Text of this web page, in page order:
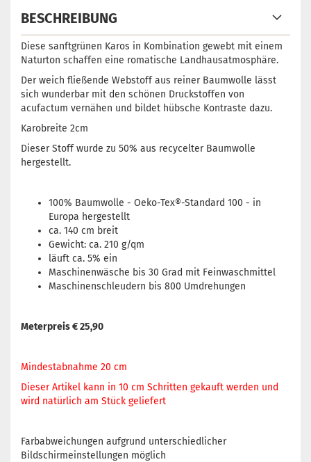
BESCHREIBUNG
Diese sanftgrünen Karos in Kombination gewebt mit einem
Naturton schaffen eine romatische Landhausatmosphäre.
Der weich fließende Webstoff aus reiner Baumwolle lässt
sich wunderbar mit den schönen Druckstoffen von
acufactum vernähen und bildet hübsche Kontraste dazu.
Karobreite 2cm
Dieser Stoff wurde zu 50% aus recycelter Baumwolle
hergestellt.
100% Baumwolle - Oeko-Tex®-Standard 100 - in
Europa hergestellt
ca. 140 cm breit
Gewicht: ca. 210 g/qm
läuft ca. 5% ein
Maschinenwäsche bis 30 Grad mit Feinwaschmittel
Maschinenschleudern bis 800 Umdrehungen
Meterpreis € 25,90
Mindestabnahme 20 cm
Dieser Artikel kann in 10 cm Schritten gekauft werden und
wird natürlich am Stück geliefert
Farbabweichungen aufgrund unterschiedlicher
Bildschirmeinstellungen möglich